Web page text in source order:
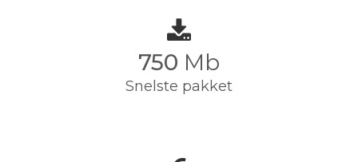
750 Mb
Snelste pakket